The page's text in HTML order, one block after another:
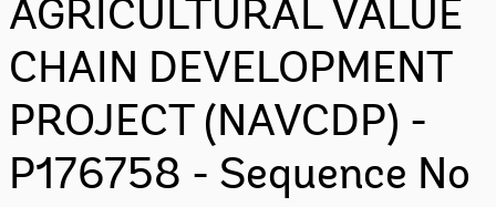
AGRICULTURAL VALUE
CHAIN DEVELOPMENT
PROJECT (NAVCDP) -
P176758 - Sequence No